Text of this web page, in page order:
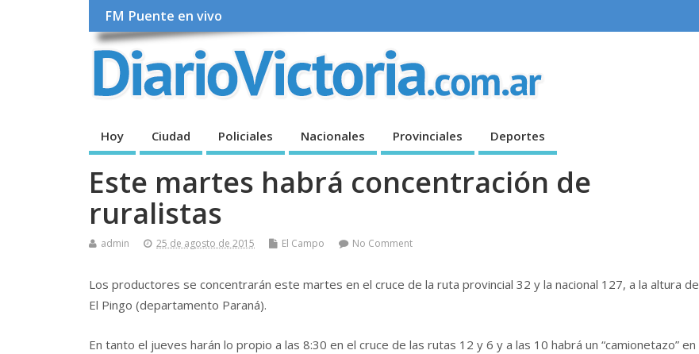
FM Puente en vivo
Hoy Ciudad Policiales Nacionales Provinciales Deportes
Este martes habrá concentración de
ruralistas
admin 25 de agosto de 2015 El Campo No Comment
Los productores se concentrarán este martes en el cruce de la ruta provincial 32 y la nacional 127, a la altura de
El Pingo (departamento Paraná).
En tanto el jueves harán lo propio a las 8:30 en el cruce de las rutas 12 y 6 y a las 10 habrá un “camionetazo” en